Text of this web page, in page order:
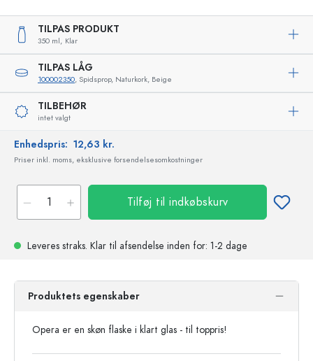
TILPAS PRODUKT
350 ml, Klar
TILPAS LÅG
100002350, Spidsprop, Naturkork, Beige
TILBEHØR
intet valgt
Enhedspris: 12,63 kr.
Priser inkl. moms, eksklusive forsendelsesomkostninger
Tilføj til indkøbskurv
Leveres straks. Klar til afsendelse inden for: 1-2 dage
Produktets egenskaber
Opera er en skøn flaske i klart glas - til toppris!